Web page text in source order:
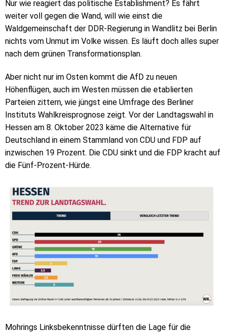
Nur wie reagiert das politische Establishment? Es fährt
weiter voll gegen die Wand, will wie einst die
Waldgemeinschaft der DDR-Regierung in Wandlitz bei Berlin
nichts vom Unmut im Volke wissen. Es läuft doch alles super
nach dem grünen Transformationsplan.
Aber nicht nur im Osten kommt die AfD zu neuen
Höhenflügen, auch im Westen müssen die etablierten
Parteien zittern, wie jüngst eine Umfrage des Berliner
Instituts Wahlkreisprognose zeigt. Vor der Landtagswahl in
Hessen am 8. Oktober 2023 käme die Alternative für
Deutschland in einem Stammland von CDU und FDP auf
inzwischen 19 Prozent. Die CDU sinkt und die FDP kracht auf
die Fünf-Prozent-Hürde.
Mohrings Linksbekenntnisse dürften die Lage für die